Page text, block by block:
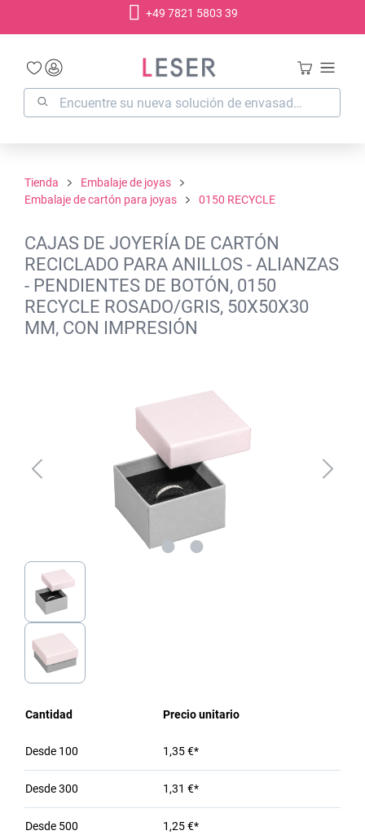
+49 7821 5803 39
Tienda
Embalaje de joyas
Embalaje de cartón para joyas
0150 RECYCLE
CAJAS DE JOYERÍA DE CARTÓN
RECICLADO PARA ANILLOS - ALIANZAS
- PENDIENTES DE BOTÓN, 0150
RECYCLE ROSADO/GRIS, 50X50X30
MM, CON IMPRESIÓN
Cantidad Precio unitario
Desde 100 1,35 €*
Desde300 1,31 €*
Desde 500 1,25 €*